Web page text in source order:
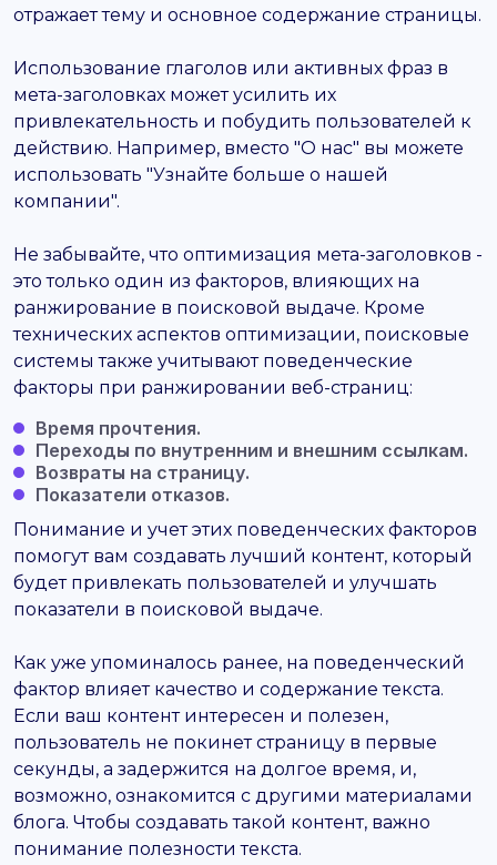
отражает тему и основное содержание страницы.
Использование глаголов или активных фраз в
мета-заголовках может усилить их
привлекательность и побудить пользователей к
действию. Например, вместо "О нас" вы можете
использовать "Узнайте больше о нашей
компании".
Не забывайте, что оптимизация мета-заголовков -
это только один из факторов, влияющих на
ранжирование в поисковой выдаче. Кроме
технических аспектов оптимизации, поисковые
системы также учитывают поведенческие
факторы при ранжировании веб-страниц:
Время прочтения.
Переходы по внутренним и внешним ссылкам.
Возвраты на страницу.
Показатели отказов.
Понимание и учет этих поведенческих факторов
помогут вам создавать лучший контент, который
будет привлекать пользователей и улучшать
показатели в поисковой выдаче.
Как уже упоминалось ранее, на поведенческий
фактор влияет качество и содержание текста.
Если ваш контент интересен и полезен,
пользователь не покинет страницу в первые
секунды, а задержится на долгое время, и,
возможно, ознакомится с другими материалами
блога. Чтобы создавать такой контент, важно
понимание полезности текста.